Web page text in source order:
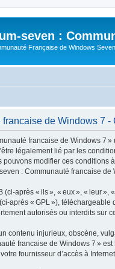
seven :
Française de Windows Seven
de Windows 7 -
francaise de Windows 7
légalement lié par les
pouvons modifier ces
: Communauté francaise
après « ils », « eux », « leur
après « GPL »), téléchargeable
autorisés ou interdits sur
contenu injurieux, obscène,
francaise de Windows 7 »
fournisseur d’accès à